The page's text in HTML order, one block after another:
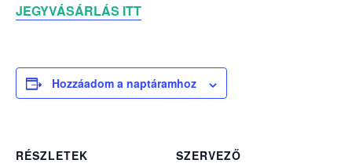
JEGYVÁSÁRLÁS ITT
Hozzáadom a naptáramhoz
RÉSZLETEK
SZERVEZŐ